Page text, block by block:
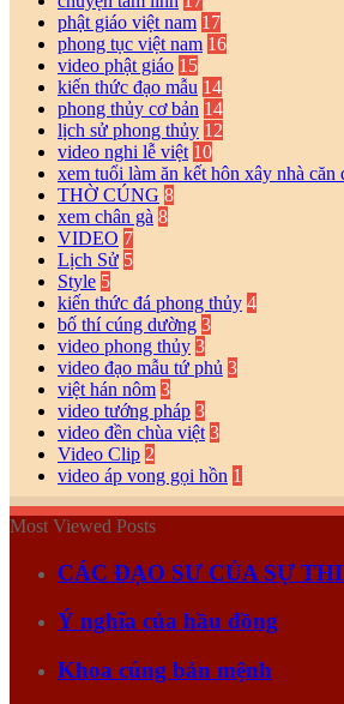
phật giáo việt nam 17
phong tục việt nam 16
video phật giáo 15
kiến thức đạo mẫu 14
phong thủy cơ bản 14
lịch sử phong thủy 12
video nghi lễ việt 10
xem tuổi làm ăn kết hôn xây nhà căn
THỜ CÚNG 8
xem chân gà 8
VIDEO 7
Lịch Sử 5
Style 5
kiến thức đá phong thủy 4
bố thí cúng dường 3
video phong thủy 3
video đạo mẫu tứ phủ 3
việt hán nôm 3
video tướng pháp 3
video đền chùa việt 3
Video Clip 2
video áp vong gọi hồn 1
Most Viewed Posts
CÁC ĐẠO SƯ CỦA SỰ
Ý nghĩa của hầu đồng
Khoa cúng bản mệnh